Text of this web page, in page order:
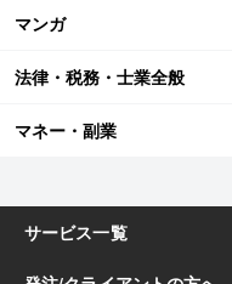
マンガ
法律・税務・士業全般
マネー・副業